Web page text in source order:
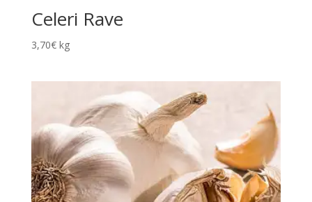
Celeri Rave
3,70€ kg